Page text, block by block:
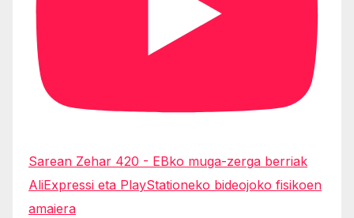
Sarean Zehar 420 - EBko muga-zerga berriak
AliExpressi eta PlayStationeko bideojoko fisikoen
amaiera